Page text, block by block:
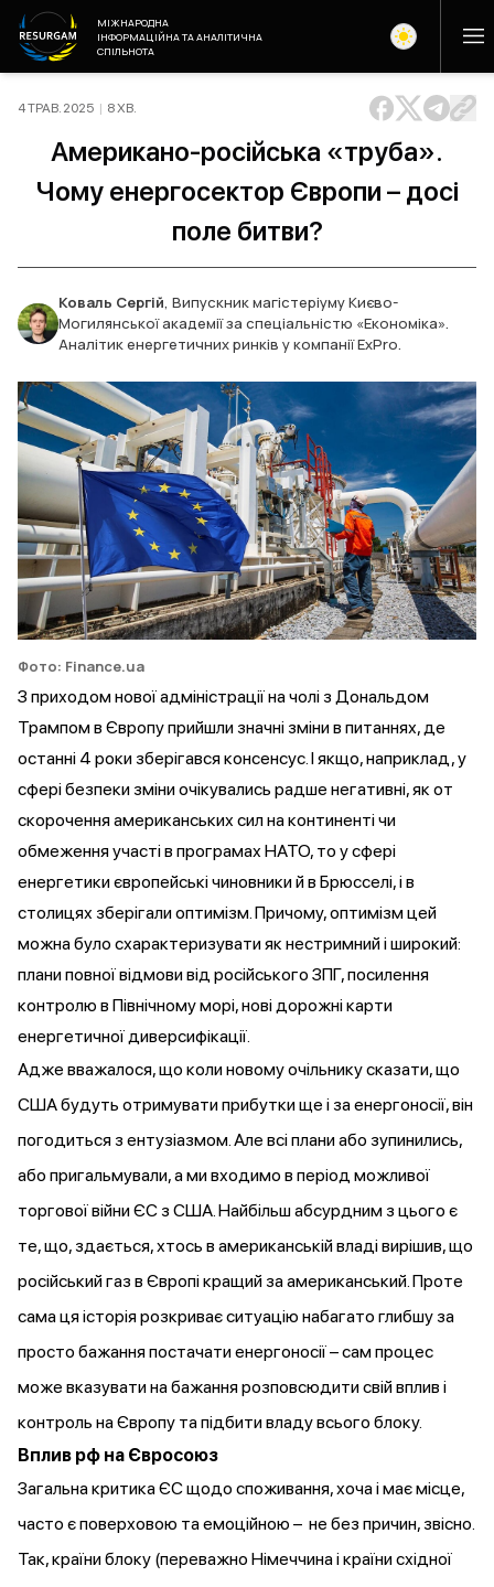
МІЖНАРОДНА
ІНФОРМАЦІЙНА ТА АНАЛІТИЧНА
СПІЛЬНОТА
4 ТРАВ. 2025 | 8ХВ.
Американо-російська «труба».
Чому енергосектор Європи – досі
поле битви?
Коваль Сергій, Випускник магістеріуму Києво-
Могилянської академії за спеціальністю «Економіка».
Аналітик енергетичних ринків у компанії ExPro.
Фото: Finance.ua
З приходом нової адміністрації на чолі з Дональдом
Трампом в Європу прийшли значні зміни в питаннях, де
останні 4 роки зберігався консенсус. І якщо, наприклад, у
сфері безпеки зміни очікувались радше негативні, як от
скорочення американських сил на континенті чи
обмеження участі в програмах НАТО, то у сфері
енергетики європейські чиновники й в Брюсселі, і в
столицях зберігали оптимізм. Причому, оптимізм цей
можна було схарактеризувати як нестримний і широкий:
плани повної відмови від російського ЗПГ, посилення
контролю в Північному морі, нові дорожні карти
енергетичної диверсифікації.
Адже вважалося, що коли новому очільнику сказати, що
США будуть отримувати прибутки ще і за енергоносії, він
погодиться з ентузіазмом. Але всі плани або зупинились,
або пригальмували, а ми входимо в період можливої
торгової війни ЄС з США. Найбільш абсурдним з цього є
те, що, здається, хтось в американській владі вирішив, що
російський газ в Європі кращий за американський. Проте
сама ця історія розкриває ситуацію набагато глибшу за
просто бажання постачати енергоносії – сам процес
може вказувати на бажання розповсюдити свій вплив і
контроль на Європу та підбити владу всього блоку.
Вплив рф на Євросоюз
Загальна критика ЄС щодо споживання, хоча і має місце,
часто є поверховою та емоційною – не без причин, звісно.
Так, країни блоку (переважно Німеччина і країни східної